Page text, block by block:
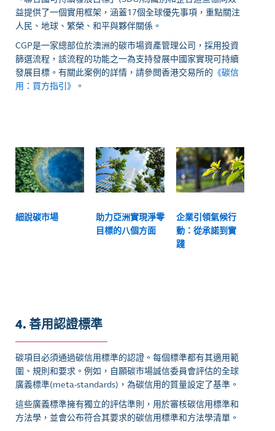
益提供了一個實用框架，涵蓋17個全球優先事項，重點關注
人民、地球、繁榮、和平與夥伴關係。
CGP是一家總部位於澳洲的碳市場資產管理公司，採用投資
篩選流程，該流程的功能之一為支持發展中國家實現可持續
發展目標。有關此案例的詳情，請參閲香港交易所的 《碳信
用：買方指引》
。
細說碳市場
助力亞洲實現淨零
目標的八個方面
企業引領氣候行
動：從承諾到實
踐
4. 善用認證標準
碳項目必須通過碳信用標準的認證。每個標準都有其適用範
圍、規則和要求。例如，自願碳市場誠信委員會評估的全球
廣義標準(meta-standards)，為碳信用的質量設定了基準。
這些廣義標準擁有獨立的評估準則，用於審核碳信用標準和
方法學，並會公布符合其要求的碳信用標準和方法學清單。